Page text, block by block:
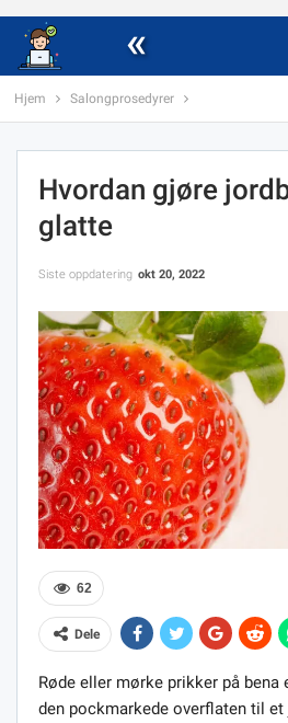
«
Hjem Salongprosedyrer
Hvordan gjøre
glatte
Siste oppdatering okt 20, 2022
62
Dele
Røde eller mørke prikker på bena
den pockmarkede overflaten til